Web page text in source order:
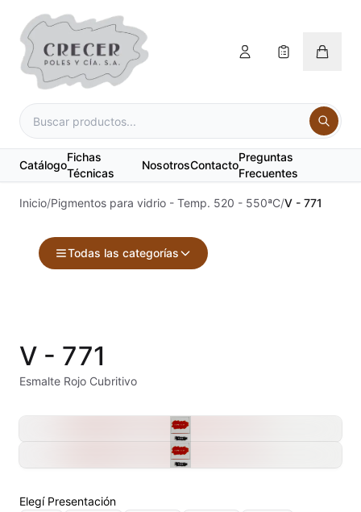
Catálogo
Fichas
Técnicas
NosotrosContacto
Preguntas
Frecuentes
Inicio/Pigmentos para vidrio - Temp. 520 - 550ªC/V - 771
Todas las categorías
Alambre Kanthal
V - 771
Esmalte Rojo Cubritivo
Elegí Presentación